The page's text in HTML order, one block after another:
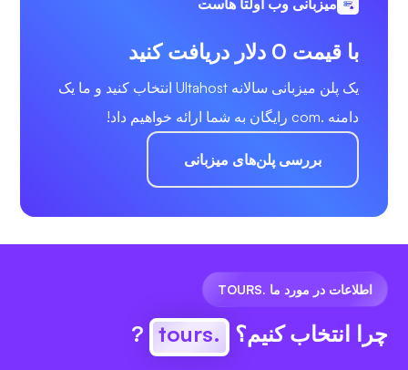
میزبانی وب اولتا هاست
با قیمت 0 دلار دریافت کنید
یک پلن میزبانی سالانه Ultahost انتخاب کنید و ما یک
دامنه .com رایگان به شما ارائه خواهیم داد!
بررسی پلن‌های میزبانی
اطلاعات در مورد ما .TOURS
چرا انتخاب کنیم؟ .tours
?